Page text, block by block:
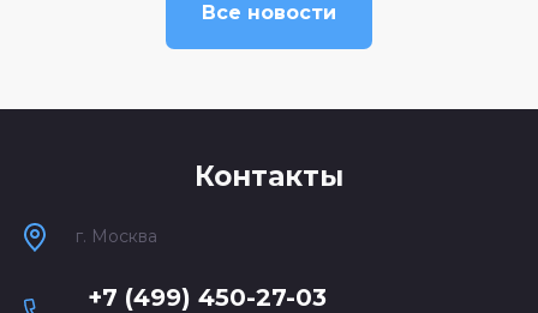
Все новости
Контакты
+7 (499) 450-27-03
г. Москва